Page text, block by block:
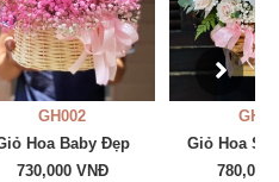
GH002
Hoa Baby Đẹp
730,000 VNĐ
Giỏ Hoa
780,000